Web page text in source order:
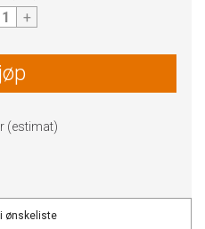
+
(estimat)
i ønskeliste